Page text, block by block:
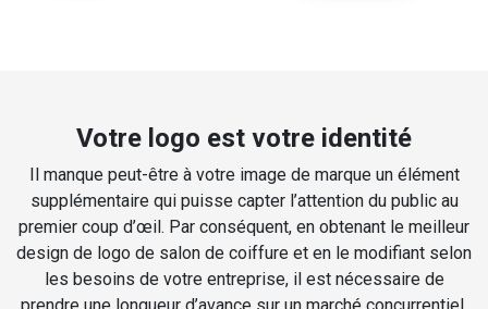
Votre logo est votre identité
Il manque peut-être à votre image de marque un élément
supplémentaire qui puisse capter l’attention du public au
premier coup d’œil. Par conséquent, en obtenant le meilleur
design de logo de salon de coiffure et en le modifiant selon
les besoins de votre entreprise, il est nécessaire de